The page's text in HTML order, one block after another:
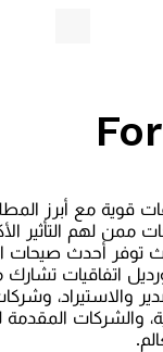
قوية مع أبرز
ممن لهم التأثير
توفر أحدث صيحات
اتفاقيات
والاستيراد،
والشركات المقدمة